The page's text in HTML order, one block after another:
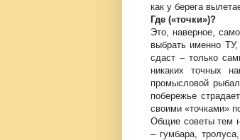
как у берега
Где («точки»)?
Это, наверное,
выбрать именно
сдаст – только
никаких точных
промысловой
побережье
своими «точками»
Общие советы тем
– гумбара,